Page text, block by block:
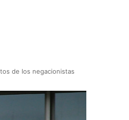
de los negacionistas